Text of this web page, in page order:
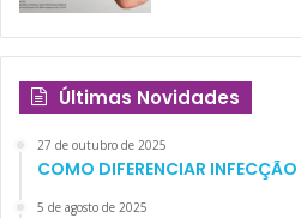
Últimas Novidades
27 de outubro de 2025
COMO DIFERENCIAR
5 de agosto de 2025